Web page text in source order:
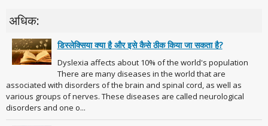
अधिक:
डिस्लेक्सिया क्या है और इसे कैसे ठीक किया जा सकता है?
Dyslexia affects about 10% of the world's population
There are many diseases in the world that are
associated with disorders of the brain and spinal cord, as well as
various groups of nerves. These diseases are called neurological
disorders and one o...